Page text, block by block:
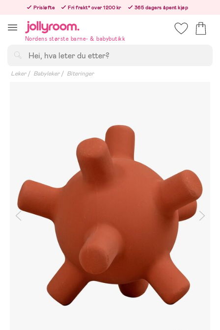
innehållet
Prisløfte Fri frakt* over 1200 kr
365 dagers åpent kjøp
Nordens største barne- & babybutikk
Leker Babyleker Biteringer